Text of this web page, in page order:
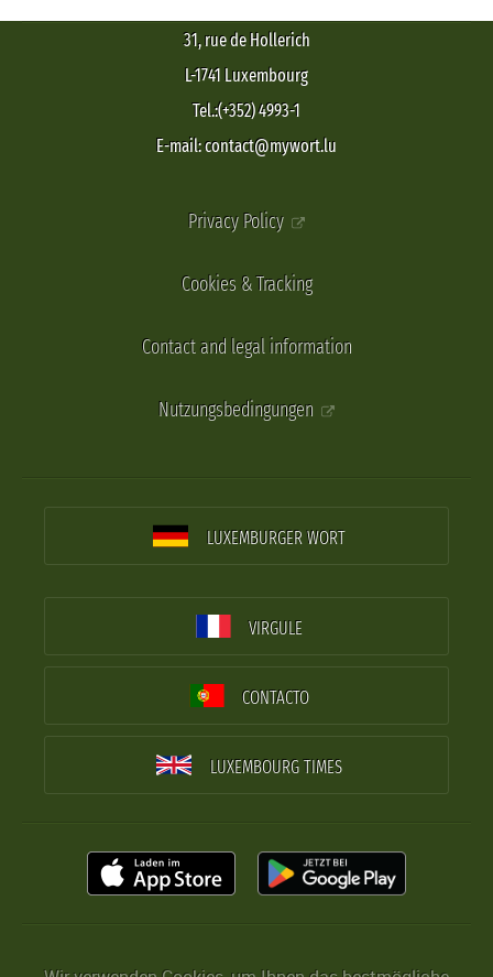
31, rue de Hollerich
L-1741 Luxembourg
Tel.:(+352) 4993-1
E-mail: contact@mywort.lu
Privacy Policy
Cookies & Tracking
Contact and legal information
Nutzungsbedingungen
LUXEMBURGER WORT
VIRGULE
CONTACTO
LUXEMBOURG TIMES